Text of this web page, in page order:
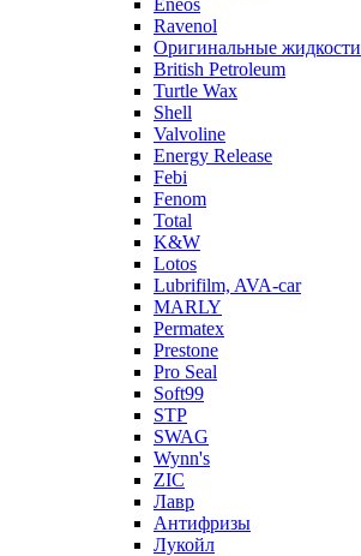
Eneos
Ravenol
Оригинальные жидкости
British Petroleum
Turtle Wax
Shell
Valvoline
Energy Release
Febi
Fenom
Total
K&W
Lotos
Lubrifilm, AVA-car
MARLY
Permatex
Prestone
Pro Seal
Soft99
STP
SWAG
Wynn's
ZIC
Лавр
Антифризы
Лукойл